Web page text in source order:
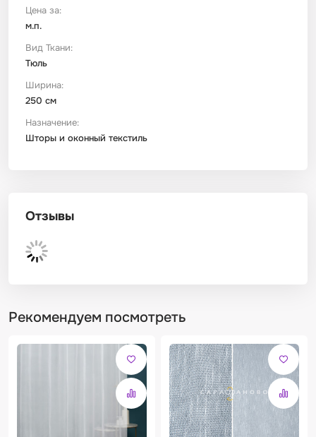
Цена за:
м.п.
Вид Ткани:
Тюль
Ширина:
250 см
Назначение:
Шторы и оконный текстиль
Отзывы
Рекомендуем посмотреть
Штапель